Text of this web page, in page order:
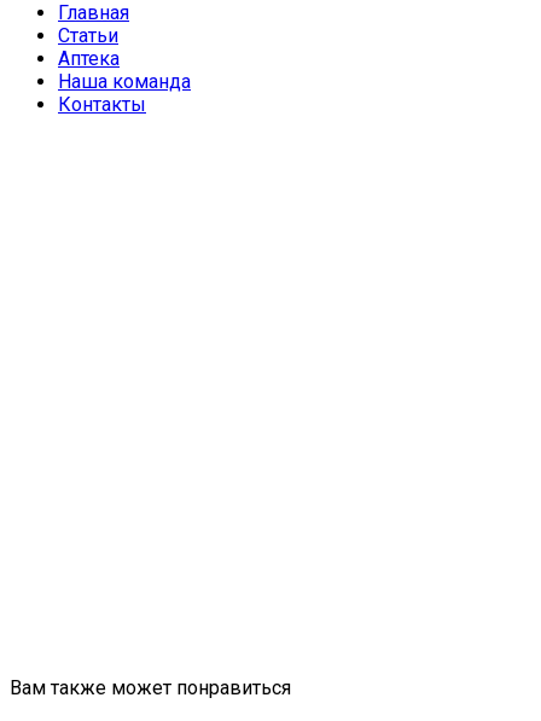
Главная
Статьи
Аптека
Наша команда
Контакты
Вам также может понравиться